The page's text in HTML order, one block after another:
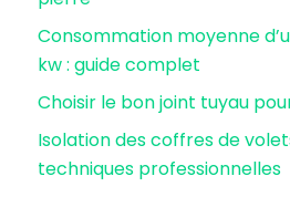
Consommation moyenne
kw : guide complet
Choisir le bon joint tuyau
Isolation des coffres de
techniques professionnelles